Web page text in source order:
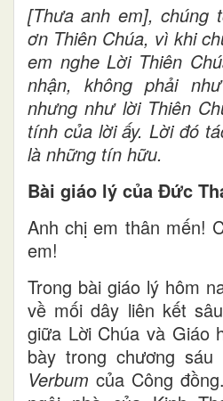
[Thưa anh em], chúng
ơn Thiên Chúa, vì khi
em nghe Lời Thiên
nhận, không phải
nhưng như lời Thiên
tính của lời ấy. Lời đó
là những tín hữu.
Bài giáo lý của Đức
Anh chị em thân mến!
em!
Trong bài giáo lý hôm
về mối dây liên kết
giữa Lời Chúa và Giáo
bày trong chương
Verbum của Công